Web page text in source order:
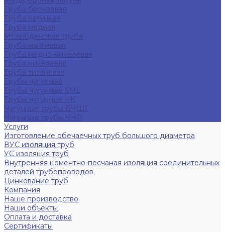
Труба бронзовая
Труба латунная
Труба медная
Молибденовая труба
Труба магниевая
Труба медно-никелевая
Труба никелевая
Труба титановая
Трубы чугунные
Трубы чугунные SML
Трубы чугунные ЧК
Чугунные трубы ВЧШГ
Чугунные трубы ЧНР
Услуги
Изготовление обечаечных труб большого диаметра
ВУС изоляция труб
УС изоляция труб
Внутренняя цементно-песчаная изоляция соединительных
деталей трубопроводов
Цинкование труб
Компания
Наше производство
Наши объекты
Оплата и доставка
Сертификаты